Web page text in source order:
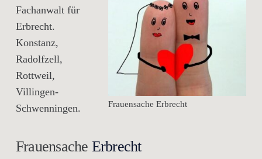
Frauensache Erbrecht
Fachanwalt für
Erbrecht.
Konstanz,
Radolfzell,
Rottweil,
Villingen-
Schwenningen.
Frauensache Erbrecht